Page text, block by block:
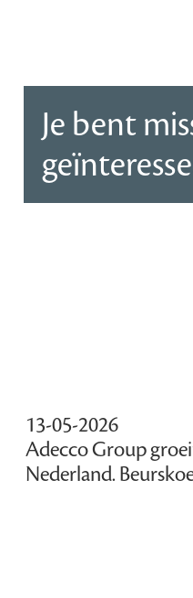
Je bent
13-05-2026
Adecco Group
Nederland.